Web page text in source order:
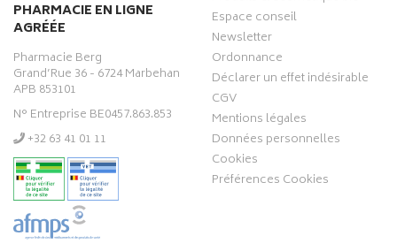
PHARMACIE EN LIGNE
AGRÉÉE
Pharmacie Berg
Grand’Rue 36 - 6724 Marbehan
APB 853101
N° Entreprise BE0457.863.853
‭+32 63 41 01 11‬
Espace conseil
Newsletter
Ordonnance
Déclarer un effet indésirable
CGV
Mentions légales
Données personnelles
Cookies
Préférences Cookies